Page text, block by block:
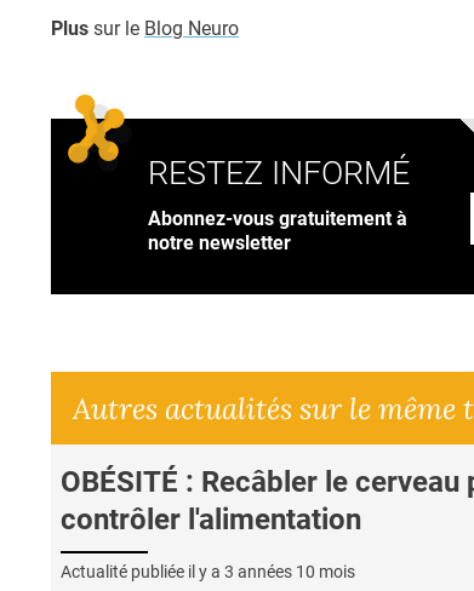
Plus sur le Blog Neuro
RESTEZ INFORMÉ
Abonnez-vous gratuitement à
notre newsletter
Autres actualités sur le même
OBÉSITÉ : Recâbler le cerveau
contrôler l'alimentation
Actualité publiée il y a 3 années 10 mois